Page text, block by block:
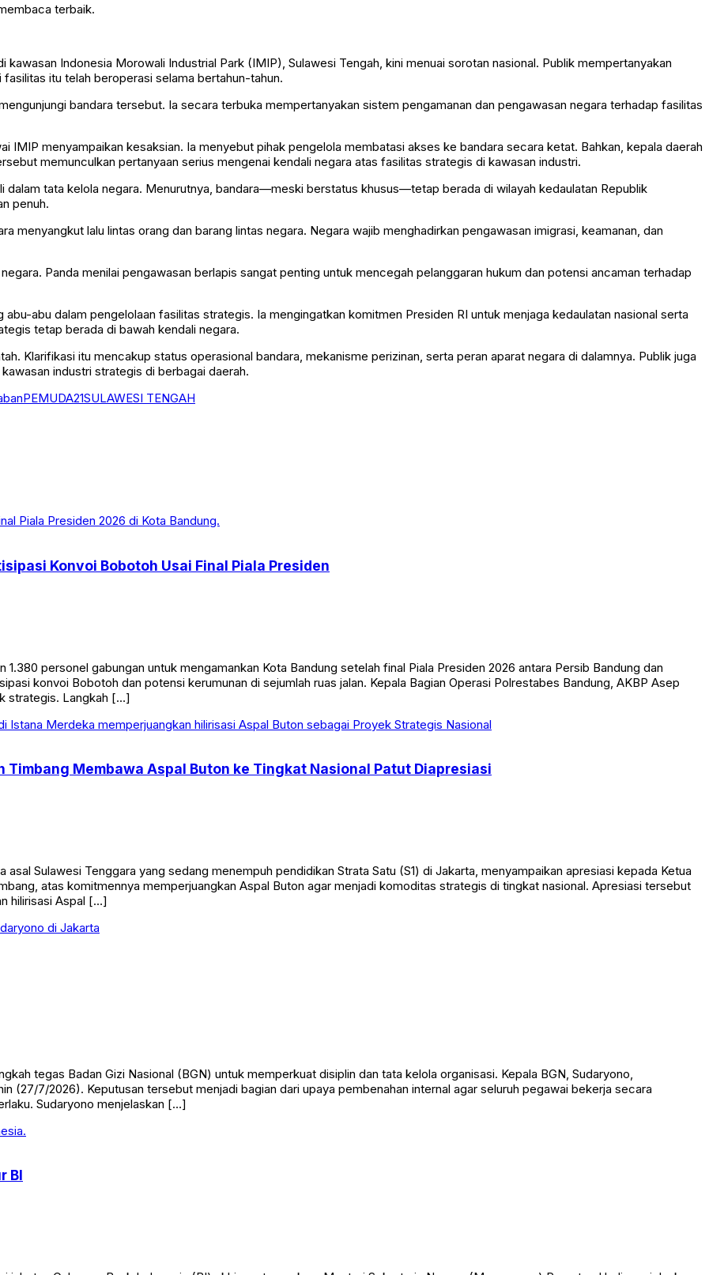
terbaik.
Indonesia Morowali Industrial Park (IMIP), Sulawesi Tengah, kini menuai sorotan nasional. Publik mempertanyakan
itu telah beroperasi selama bertahun-tahun.
bandara tersebut. Ia secara terbuka mempertanyakan sistem pengamanan dan pengawasan negara terhadap fasilitas
IMIP menyampaikan kesaksian. Ia menyebut pihak pengelola membatasi akses ke bandara secara ketat. Bahkan, kepala daerah
memunculkan pertanyaan serius mengenai kendali negara atas fasilitas strategis di kawasan industri.
dalam tata kelola negara. Menurutnya, bandara—meski berstatus khusus—tetap berada di wilayah kedaulatan Republik
penuh.
menyangkut lalu lintas orang dan barang lintas negara. Negara wajib menghadirkan pengawasan imigrasi, keamanan, dan
Panda menilai pengawasan berlapis sangat penting untuk mencegah pelanggaran hukum dan potensi ancaman terhadap
abu dalam pengelolaan fasilitas strategis. Ia mengingatkan komitmen Presiden RI untuk menjaga kedaulatan nasional serta
tetap berada di bawah kendali negara.
Klarifikasi itu mencakup status operasional bandara, mekanisme perizinan, serta peran aparat negara di dalamnya. Publik juga
industri strategis di berbagai daerah.
PEMUDA21SULAWESI TENGAH
Konvoi Bobotoh Usai Final Piala Presiden
personel gabungan untuk mengamankan Kota Bandung setelah final Piala Presiden 2026 antara Persib Bandung dan
konvoi Bobotoh dan potensi kerumunan di sejumlah ruas jalan. Kepala Bagian Operasi Polrestabes Bandung, AKBP Asep
strategis. Langkah […]
Membawa Aspal Buton ke Tingkat Nasional Patut Diapresiasi
Sulawesi Tenggara yang sedang menempuh pendidikan Strata Satu (S1) di Jakarta, menyampaikan apresiasi kepada Ketua
atas komitmennya memperjuangkan Aspal Buton agar menjadi komoditas strategis di tingkat nasional. Apresiasi tersebut
hilirisasi Aspal […]
tegas Badan Gizi Nasional (BGN) untuk memperkuat disiplin dan tata kelola organisasi. Kepala BGN, Sudaryono,
(27/7/2026). Keputusan tersebut menjadi bagian dari upaya pembenahan internal agar seluruh pegawai bekerja secara
Sudaryono menjelaskan […]
BI